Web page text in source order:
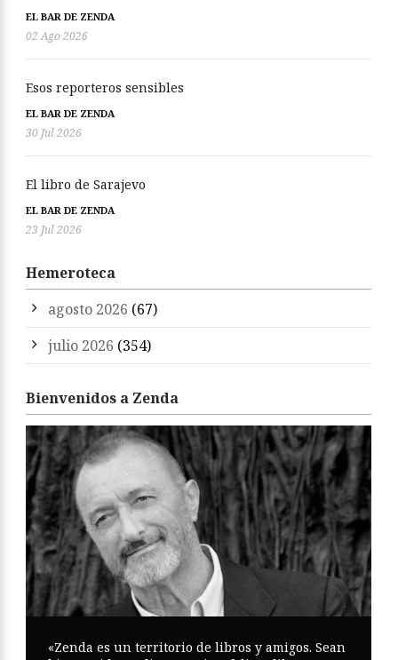
EL BAR DE ZENDA
02 Ago 2026
Esos reporteros sensibles
EL BAR DE ZENDA
30 Jul 2026
El libro de Sarajevo
EL BAR DE ZENDA
23 Jul 2026
Hemeroteca
agosto 2026 (67)
julio 2026 (354)
Bienvenidos a Zenda
«Zenda es un territorio de libros y amigos. Sean